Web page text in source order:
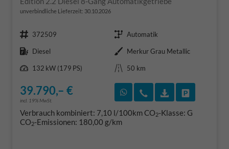
unverbindliche Lieferzeit: 30.10.2026
Fahrzeugnr. 372509 Getriebe Automatik
Kraftstoff Diesel Außenfarbe Merkur Grau Metallic
Leistung
132 kW (179 PS) Kilometerstand 50 km
39.790,– €
incl. 19% MwSt.
Rückruf vereinbaren
Wir rufen Sie an
Verbrauch kombiniert: 7,10 l/100kmCO2-Klasse: G
CO2-Emissionen: 180,00 g/km